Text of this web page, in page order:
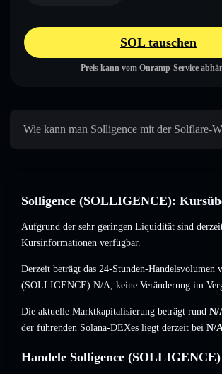
SOL tauschen
Preis kann vom Onramp-Service
Wie kann man Solligence mit der Solflare-
Solligence (SOLLIGENCE):
Aufgrund der sehr geringen Liquidität sind
Kursinformationen verfügbar.
Derzeit beträgt das 24-Stunden-Handelsvolumen
(SOLLIGENCE) N/A, keine Veränderung im
Die aktuelle Marktkapitalisierung beträgt rund N/
der führenden Solana-DEXes liegt derzeit bei N/
Handele Solligence